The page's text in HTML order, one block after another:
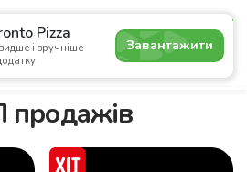
Pizza
і зручніше
Завантажити
4.9
Сети Бургери Комбо